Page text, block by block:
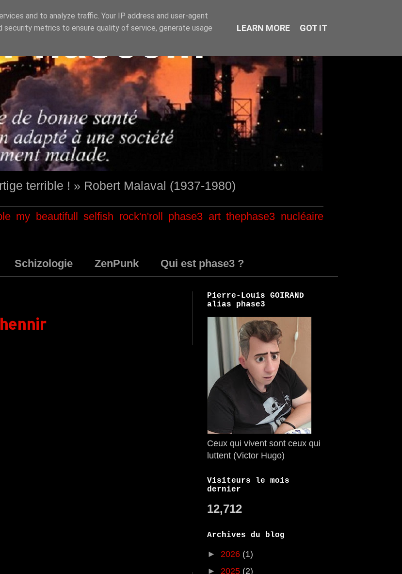
terrible ! » Robert Malaval (1937-1980)
my beautifull selfish rock'n'roll phase3 art thephase3 nucléaire
Schizologie ZenPunk Qui est phase3 ?
Pierre-Louis GOIRAND
alias phase3
Ceux qui vivent sont ceux qui
luttent (Victor Hugo)
Visiteurs le mois
dernier
12,712
Archives du blog
► 2026 (1)
► 2025 (2)
and to analyze traffic. Your IP address and user-agent
security metrics to ensure quality of service, generate usage
LEARN MORE GOT IT